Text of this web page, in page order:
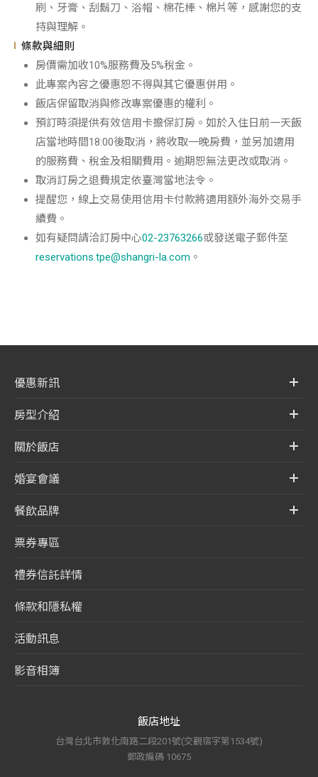
刷、牙膏、刮鬍刀、浴帽、棉花棒、棉片等，感謝您的支
持與理解。
條款與細則
房價需加收10%服務費及5%稅金。
此專案內容之優惠恕不得與其它優惠併用。
飯店保留取消與修改專案優惠的權利。
預訂時須提供有效信用卡擔保訂房。如於入住日前一天飯
店當地時間18:00後取消，將收取一晚房費，並另加適用
的服務費、稅金及相關費用。逾期恕無法更改或取消。
取消訂房之退費規定依臺灣當地法令。
提醒您，線上交易使用信用卡付款將適用額外海外交易手
續費。
如有疑問請洽訂房中心02-23763266或發送電子郵件至
reservations.tpe@shangri-la.com 。
優惠新訊
房型介紹
關於飯店
婚宴會議
餐飲品牌
票券專區
禮券信託詳情
條款和隱私權
活動訊息
影音相簿
飯店地址
台灣台北市敦化南路二段201號(交觀宿字第1534號)
郵政編碼 10675